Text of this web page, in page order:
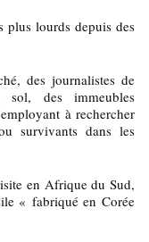
plus lourds depuis des
des journalistes de
des immeubles
à rechercher
survivants dans les
en Afrique du Sud,
« fabriqué en Corée